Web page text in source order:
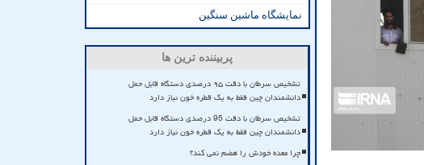
نمایشگاه ماشین سنگین
پربیننده ترین ها
تشخیص سرطان با دقت ۹۵ درصدی دستگاه قابل حمل
دانشمندان چین فقط به یک قطره خون نیاز دارد
تشخیص سرطان با دقت 95 درصدی دستگاه قابل حمل
دانشمندان چین فقط به یک قطره خون نیاز دارد
چرا معده خودش را هضم نمی کند؟